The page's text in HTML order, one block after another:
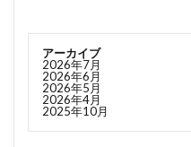
アーカイブ
2026年7月
2026年6月
2026年5月
2026年4月
2025年10月